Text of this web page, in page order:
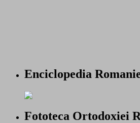
Enciclopedia
Fototeca Ortodoxiei